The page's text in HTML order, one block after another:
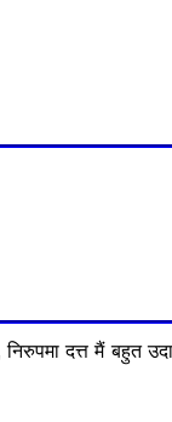
दत्त मैं बहुत